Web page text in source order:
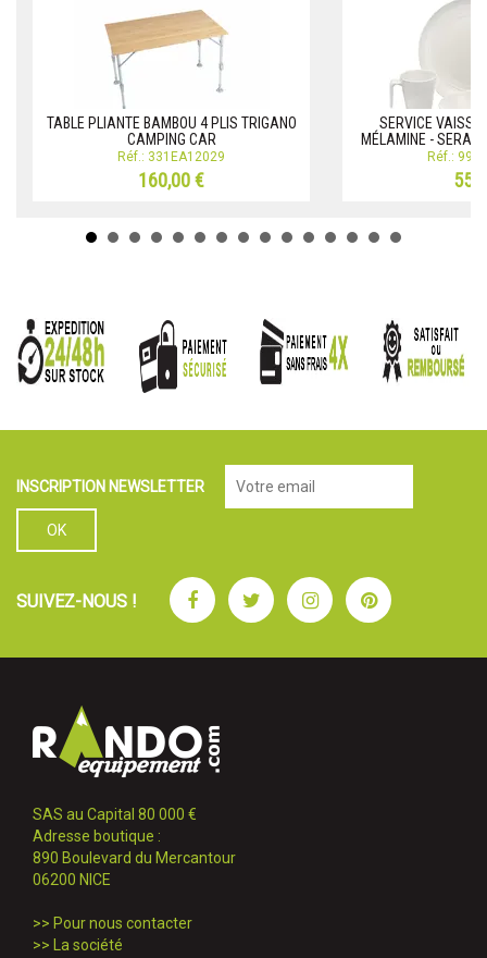
TABLE PLIANTE BAMBOU 4 PLIS TRIGANO
CAMPING CAR
Réf.: 331EA12029
160,00 €
SERVICE
MÉLAMINE -
Réf.:
INSCRIPTION NEWSLETTER
SUIVEZ-NOUS ! FacebookTwitterInstagramPinterest
SAS au Capital 80 000 €
Adresse boutique :
890 Boulevard du Mercantour
06200 NICE
>> Pour nous contacter
>>
La société